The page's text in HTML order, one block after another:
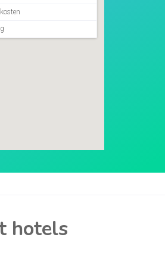
hotels